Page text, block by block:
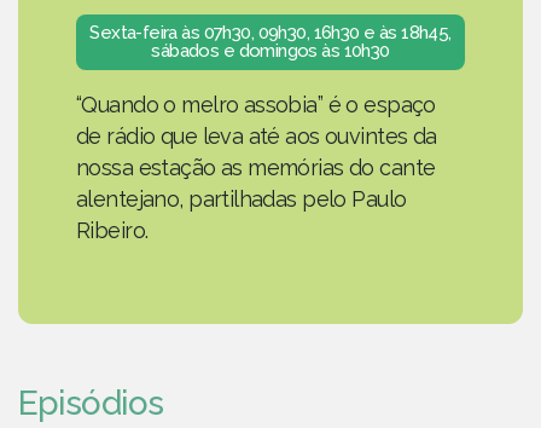
Sexta-feira às 07h30, 09h30, 16h30 e às 18h45,
sábados e domingos às 10h30
“Quando o melro assobia” é o espaço
de rádio que leva até aos ouvintes da
nossa estação as memórias do cante
alentejano, partilhadas pelo Paulo
Ribeiro.
Episódios